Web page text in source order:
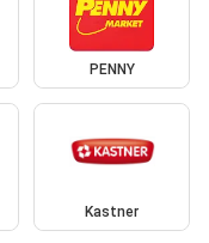
PENNY
Kastner